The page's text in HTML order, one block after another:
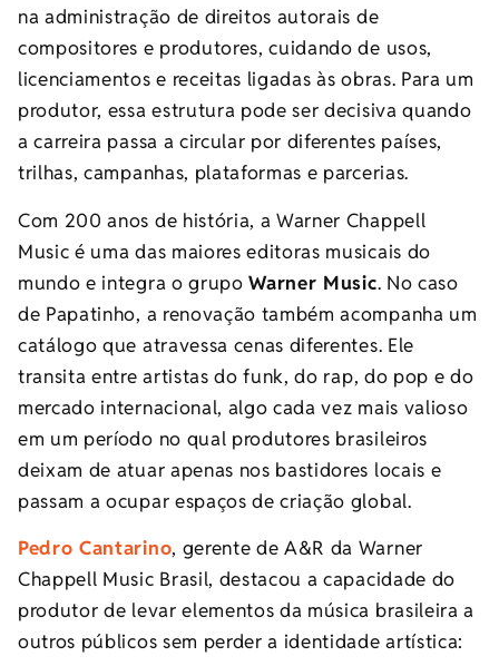
na administração de direitos autorais de
compositores e produtores, cuidando de usos,
licenciamentos e receitas ligadas às obras. Para um
produtor, essa estrutura pode ser decisiva quando
a carreira passa a circular por diferentes países,
trilhas, campanhas, plataformas e parcerias.
Com 200 anos de história, a Warner Chappell
Music é uma das maiores editoras musicais do
mundo e integra o grupoWarner Music. No caso
de Papatinho, a renovação também acompanha um
catálogo que atravessa cenas diferentes. Ele
transita entre artistas do funk, do rap, do pop e do
mercado internacional, algo cada vez mais valioso
em um período no qual produtores brasileiros
deixam de atuar apenas nos bastidores locais e
passam a ocupar espaços de criação global.
Pedro Cantarino, gerente de A&R da Warner
Chappell Music Brasil, destacou a capacidade do
produtor de levar elementos da música brasileira a
outros públicos sem perder a identidade artística: